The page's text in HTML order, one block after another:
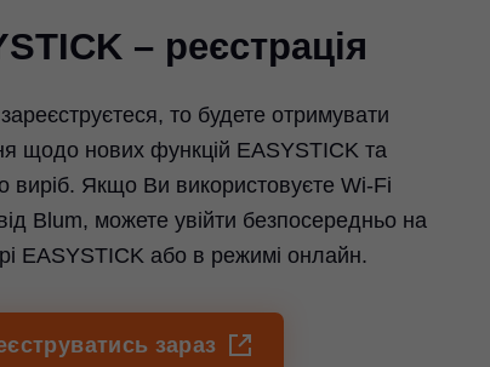
– реєстрація
то будете отримувати
щодо нових функцій EASYSTICK та
виріб. Якщо Ви використовуєте Wi-Fi
Blum, можете увійти безпосередньо на
EASYSTICK або в режимі онлайн.
зараз